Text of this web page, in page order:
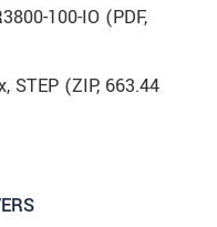
100-IO (PDF,
STEP (ZIP, 663.44